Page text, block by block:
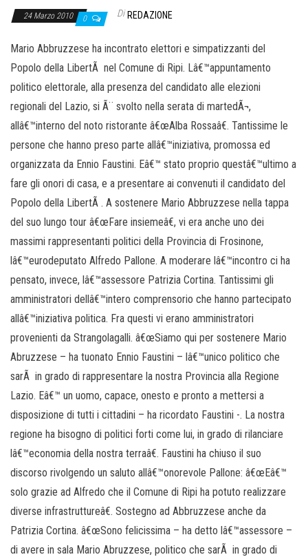
24 Marzo 2010 0 Di REDAZIONE
Mario Abbruzzese ha incontrato elettori e simpatizzanti del
Popolo della LibertÃ nel Comune di Ripi. Lâ€™appuntamento
politico elettorale, alla presenza del candidato alle elezioni
regionali del Lazio, si Ã¨ svolto nella serata di martedÃ¬,
allâ€™interno del noto ristorante â€œAlba Rossaâ€. Tantissime le
persone che hanno preso parte allâ€™iniziativa, promossa ed
organizzata da Ennio Faustini. Eâ€™ stato proprio questâ€™ultimo a
fare gli onori di casa, e a presentare ai convenuti il candidato del
Popolo della LibertÃ . A sostenere Mario Abbruzzese nella tappa
del suo lungo tour â€œFare insiemeâ€, vi era anche uno dei
massimi rappresentanti politici della Provincia di Frosinone,
lâ€™eurodeputato Alfredo Pallone. A moderare lâ€™incontro ci ha
pensato, invece, lâ€™assessore Patrizia Cortina. Tantissimi gli
amministratori dellâ€™intero comprensorio che hanno partecipato
allâ€™iniziativa politica. Fra questi vi erano amministratori
provenienti da Strangolagalli. â€œSiamo qui per sostenere Mario
Abruzzese – ha tuonato Ennio Faustini – lâ€™unico politico che
sarÃ in grado di rappresentare la nostra Provincia alla Regione
Lazio. Eâ€™ un uomo, capace, onesto e pronto a mettersi a
disposizione di tutti i cittadini – ha ricordato Faustini -. La nostra
regione ha bisogno di politici forti come lui, in grado di rilanciare
lâ€™economia della nostra terraâ€. Faustini ha chiuso il suo
discorso rivolgendo un saluto allâ€™onorevole Pallone: â€œEâ€™
solo grazie ad Alfredo che il Comune di Ripi ha potuto realizzare
diverse infrastruttureâ€. Sostegno ad Abbruzzese anche da
Patrizia Cortina. â€œSono felicissima – ha detto lâ€™assessore –
di avere in sala Mario Abruzzese, politico che sarÃ in grado di